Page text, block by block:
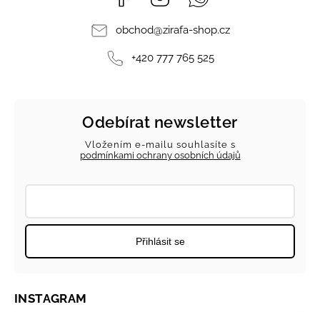
obchod@zirafa-shop.cz
+420 777 765 525
Odebírat newsletter
Vložením e-mailu souhlasíte s
podmínkami ochrany osobních údajů
Přihlásit se
INSTAGRAM